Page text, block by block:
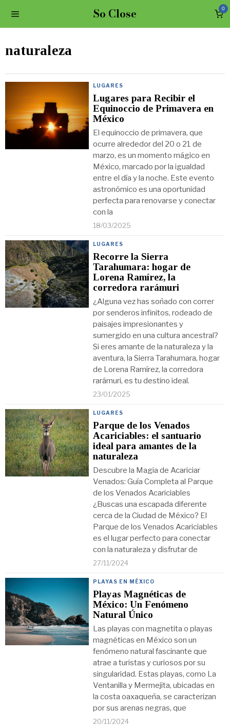
So Close 0
naturaleza
LUGARES
Lugares para Recibir el
Equinoccio de Primavera en
México
El equinoccio de primavera, que
ocurre alrededor del 20 o 21 de
marzo, es un momento mágico en
México, marcado por la igualdad
entre el día y la noche. Este evento
astronómico es una oportunidad
perfecta para renovarse y conectar
con la
18/03/2025
LUGARES
Recorre la Sierra
Tarahumara: hogar de
Lorena Ramírez, la
corredora rarámuri
¿Alguna vez has soñado con correr
por senderos infinitos, rodeado de
paisajes impresionantes y
sumergido en una cultura ancestral?
Si eres amante de la naturaleza y la
aventura, la Sierra Tarahumara, hogar
de Lorena Ramírez, la corredora
rarámuri, es tu destino ideal.
23/01/2025
LUGARES
Parque de los Venados
Acariciables: el santuario
ideal para amantes de la
naturaleza
Descubre la Magia de Acariciar
Venados: Guía Completa al Parque
de los Venados Acariciables
¿Buscas una escapada diferente
cerca de la Ciudad de México? El
Parque de los Venados Acariciables
es el lugar perfecto para conectar
con la naturaleza y disfrutar de
27/11/2024
PLAYAS EN MÉXICO
Playas Magnéticas de
México: Un Fenómeno
Natural Único
Las playas con magnetita o playas
magnéticas en México son un
fenómeno natural fascinante que
atrae a turistas y curiosos por su
singularidad. Estas playas, como La
Ventanilla y Mermejita, ubicadas en
la costa oaxaqueña, se caracterizan
por sus arenas negras, que
20/11/2024